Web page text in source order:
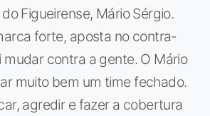
Figueirense, Mário Sérgio.
forte, aposta no contra-
mudar contra a gente. O Mário
muito bem um time fechado.
agredir e fazer a cobertura